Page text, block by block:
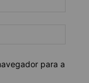
para a